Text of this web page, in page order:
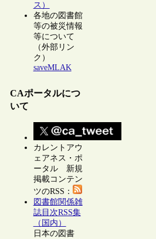
ス）
各地の図書館
等の被災情報
等について
（外部リン
ク）
saveMLAK
CAポータルにつ
いて
カレントアウ
ェアネス・ポ
ータル 新規
掲載コンテン
ツのRSS：
図書館関係雑
誌目次RSS集
（国内）
日本の図書